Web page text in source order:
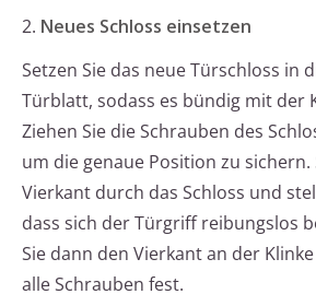
2. Neues Schloss einsetzen
Setzen Sie das neue Türschloss in
Türblatt, sodass es bündig mit der
Ziehen Sie die Schrauben des
um die genaue Position zu sichern.
Vierkant durch das Schloss und
dass sich der Türgriff reibungslos
Sie dann den Vierkant an der
alle Schrauben fest.